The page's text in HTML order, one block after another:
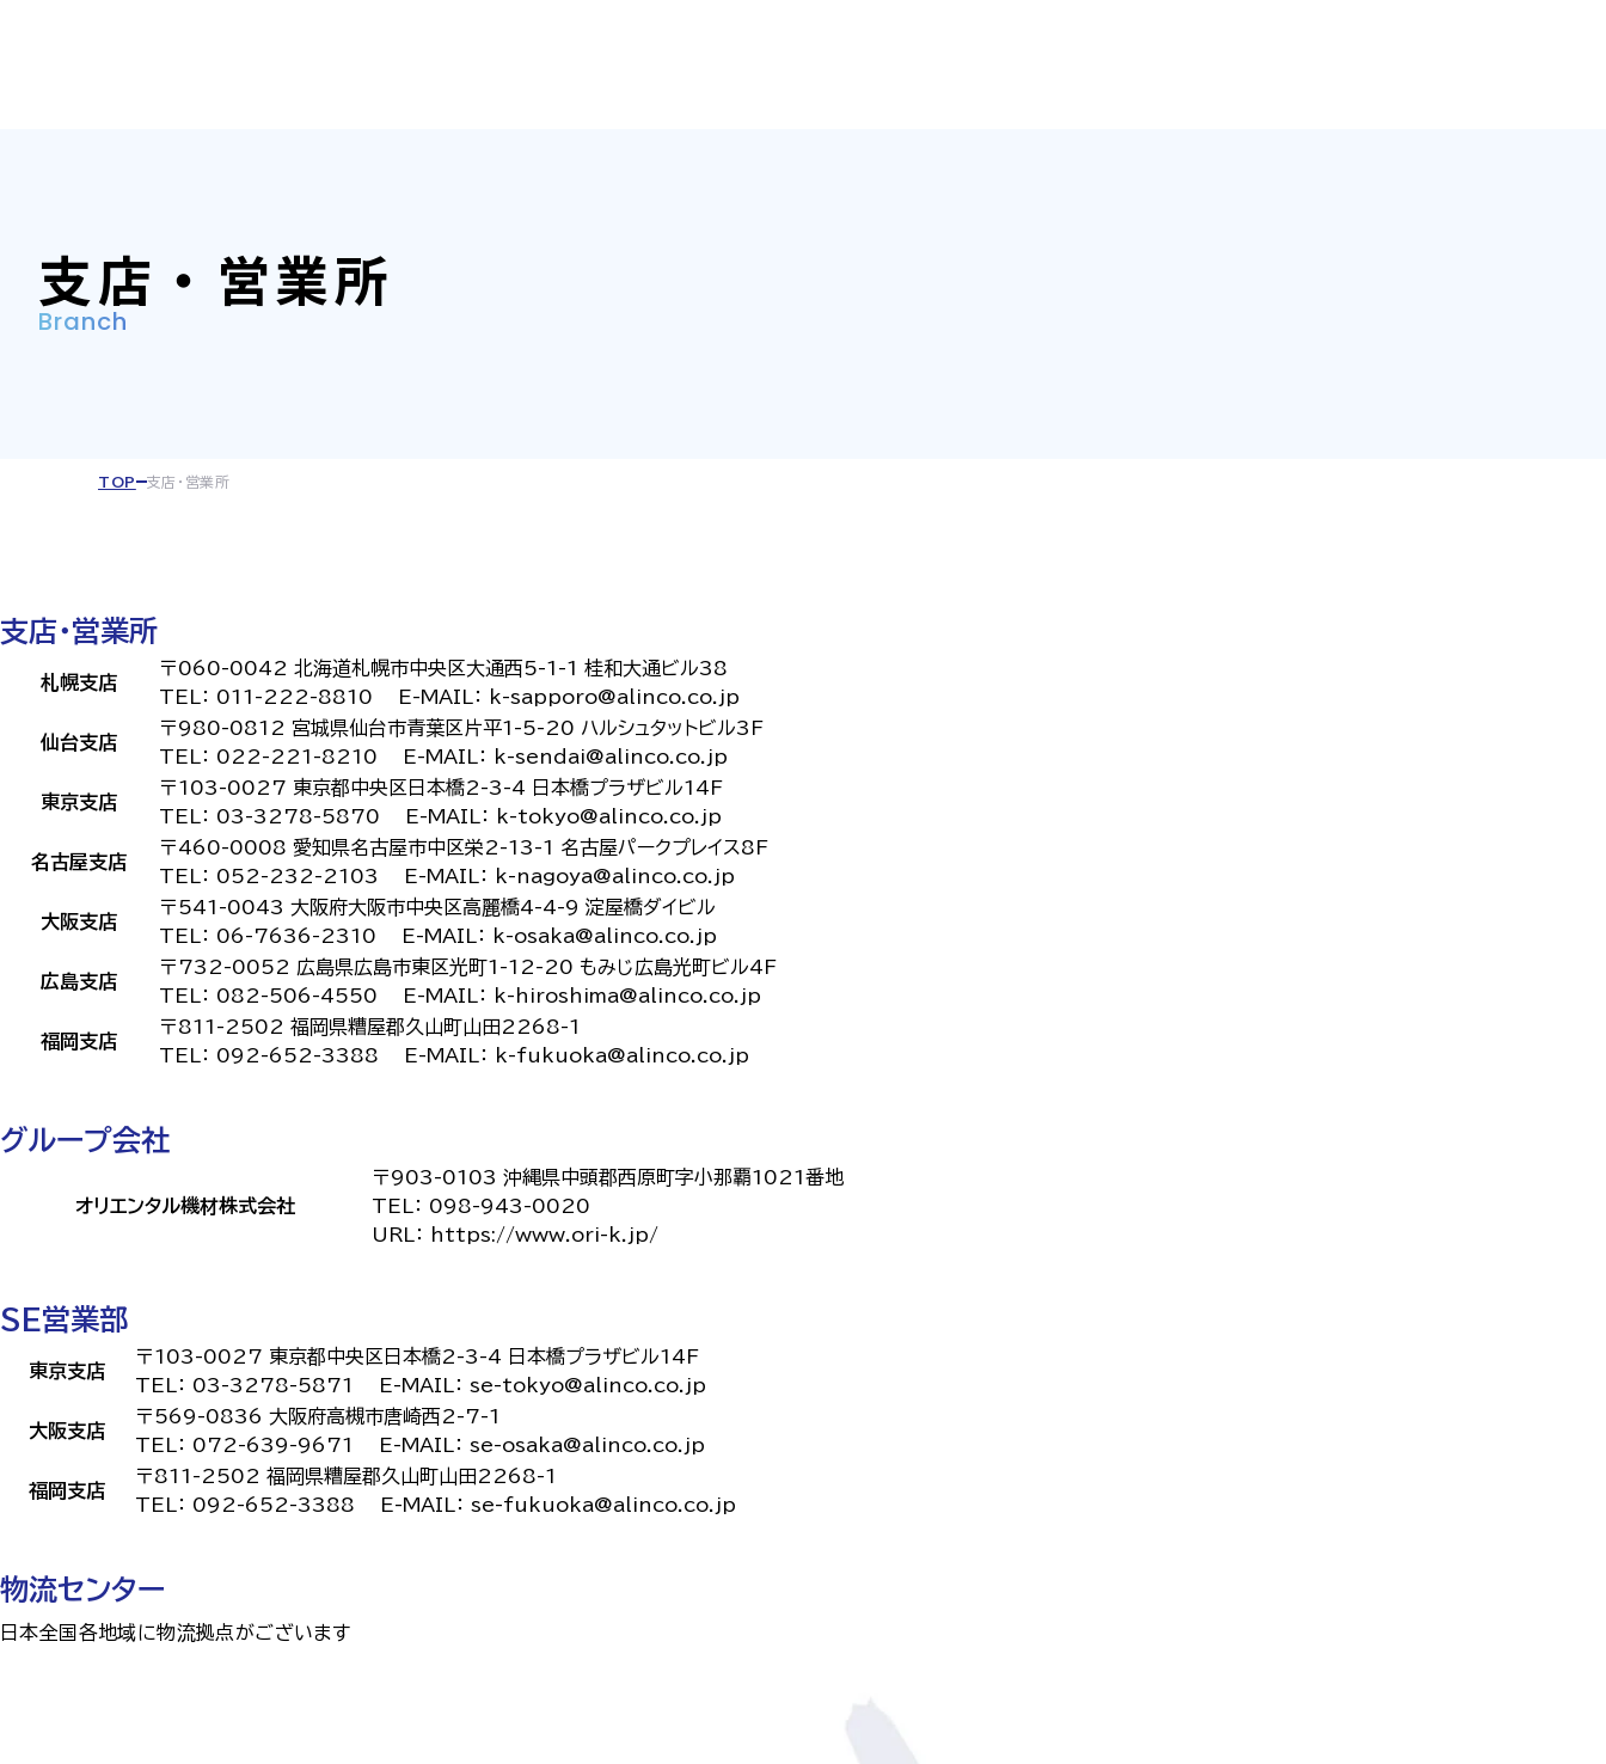
支店・営業所
Branch
TOP 支店・営業所
支店・営業所
札幌支店
〒060-0042 北海道札幌市中央区大通西5-1-1 桂和大通ビル38
TEL： 011-222-8810 E-MAIL： k-sapporo@alinco.co.jp
仙台支店
〒980-0812 宮城県仙台市青葉区片平1-5-20 ハルシュタットビル3F
TEL： 022-221-8210 E-MAIL： k-sendai@alinco.co.jp
東京支店
〒103-0027 東京都中央区日本橋2-3-4 日本橋プラザビル14F
TEL： 03-3278-5870 E-MAIL： k-tokyo@alinco.co.jp
名古屋支店
〒460-0008 愛知県名古屋市中区栄2-13-1 名古屋パークプレイス8F
TEL： 052-232-2103 E-MAIL： k-nagoya@alinco.co.jp
大阪支店
〒541-0043 大阪府大阪市中央区高麗橋4-4-9 淀屋橋ダイビル
TEL： 06-7636-2310 E-MAIL： k-osaka@alinco.co.jp
広島支店
〒732-0052 広島県広島市東区光町1-12-20 もみじ広島光町ビル4F
TEL： 082-506-4550 E-MAIL： k-hiroshima@alinco.co.jp
福岡支店
〒811-2502 福岡県糟屋郡久山町山田2268-1
TEL： 092-652-3388 E-MAIL： k-fukuoka@alinco.co.jp
グループ会社
オリエンタル機材株式会社
〒903-0103 沖縄県中頭郡西原町字小那覇1021番地
TEL： 098-943-0020
URL：
https://www.ori-k.jp/
SE営業部
東京支店
〒103-0027 東京都中央区日本橋2-3-4 日本橋プラザビル14F
TEL： 03-3278-5871 E-MAIL： se-tokyo@alinco.co.jp
大阪支店
〒569-0836 大阪府高槻市唐崎西2-7-1
TEL： 072-639-9671 E-MAIL： se-osaka@alinco.co.jp
福岡支店
〒811-2502 福岡県糟屋郡久山町山田2268-1
TEL： 092-652-3388 E-MAIL： se-fukuoka@alinco.co.jp
物流センター
日本全国各地域に物流拠点がございます